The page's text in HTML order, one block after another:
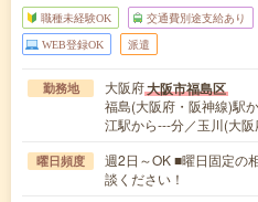
職種未経験OK 交通費別途支給あり
WEB登録OK 派遣
勤務地 大阪府大阪市福島区
福島(大阪府・阪神線)駅
江駅から---分／玉川(大
曜日頻度
週2日～OK ■曜日固定の
談ください！